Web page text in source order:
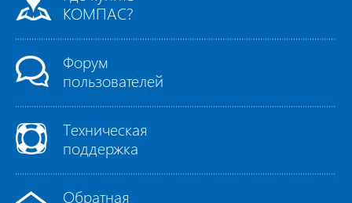
КОМПАС?
Форум
пользователей
Техническая
поддержка
Обратная